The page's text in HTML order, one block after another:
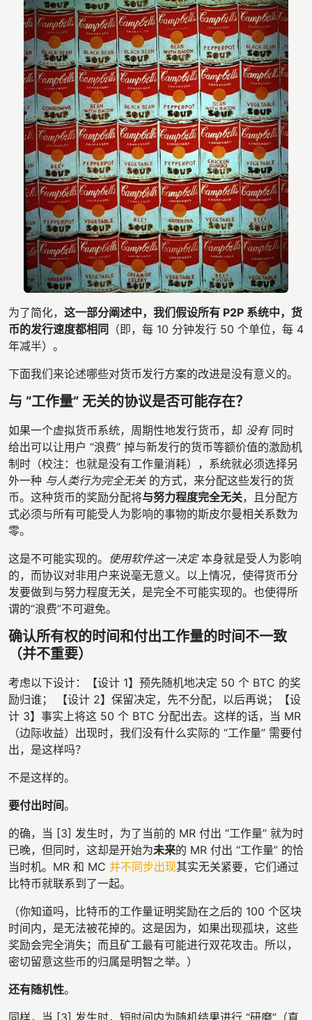
为了简化， 这一部分阐述中，我们假设所有 P2P 系统中，货
币的发行速度都相同 （即，每 10 分钟发行 50 个单位，每 4
年减半）。
下面我们来论述哪些对货币发行方案的改进是没有意义的。
与 “工作量” 无关的协议是否可能存在？
如果一个虚拟货币系统，周期性地发行货币，却 没有同时
给出可以让用户 “浪费” 掉与新发行的货币等额价值的激励机
制时（校注：也就是没有工作量消耗），系统就必须选择另
外一种 与人类行为完全无关的方式，来分配这些发行的货
币。这种货币的奖励分配将与努力程度完全无关，且分配方
式必须与所有可能受人为影响的事物的斯皮尔曼相关系数为
零。
这是不可能实现的。 使用软件这一决定本身就是受人为影响
的，而协议对非用户来说毫无意义。以上情况，使得货币分
发要做到与努力程度无关，是完全不可能实现的。也使得所
谓的“浪费”不可避免。
确认所有权的时间和付出工作量的时间不一致
（并不重要）
考虑以下设计：【设计 1】预先随机地决定 50 个 BTC 的奖
励归谁； 【设计 2】保留决定，先不分配，以后再说；【设
计 3】事实上将这 50 个 BTC 分配出去。这样的话，当 MR
（边际收益）出现时，我们没有什么实际的 “工作量” 需要付
出，是这样吗？
不是这样的。
要付出时间。
的确，当 [3] 发生时，为了当前的 MR 付出 “工作量” 就为时
已晚，但同时，这却是开始为未来的 MR 付出 “工作量” 的恰
当时机。MR 和 MC 并不同步出现其实无关紧要，它们通过
比特币就联系到了一起。
（你知道吗，比特币的工作量证明奖励在之后的 100 个区块
时间内，是无法被花掉的。这是因为，如果出现孤块，这些
奖励会完全消失；而且矿工最有可能进行双花攻击。所以，
密切留意这些币的归属是明智之举。）
还有随机性。